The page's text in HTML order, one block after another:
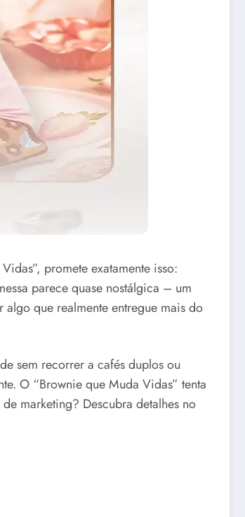
promete exatamente isso:
parece quase nostálgica – um
que realmente entregue mais do
sem recorrer a cafés duplos ou
O “Brownie que Muda Vidas” tenta
marketing? Descubra detalhes no